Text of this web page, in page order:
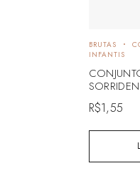
BRUTAS
INFANTIS
R$1,55